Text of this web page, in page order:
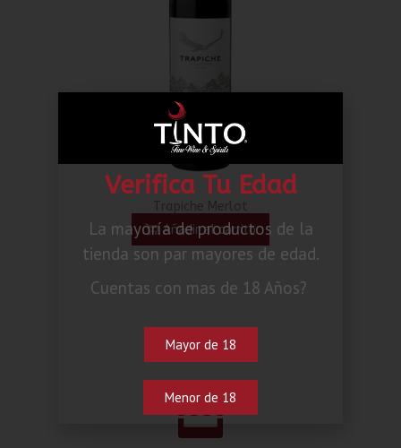
Añadir al carrito
Verifica Tu Edad
La mayoría de productos de la
tienda son par mayores de edad.
Cuentas con mas de 18 Años?
Mayor de 18
Menor de 18